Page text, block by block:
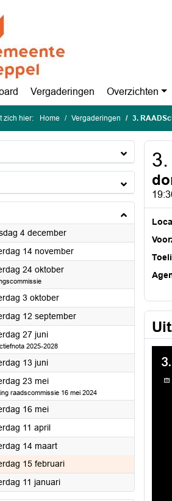
pagina
Vergaderingen Overzichten
zich hier: Home Vergaderingen 3.
4 december2024
14 november2024
24 oktober2024
3 oktober2024
12 september2024
27 juni2024
2025-2028
13 juni2024
23 mei2024
raadscommissie 16 mei 2024
16 mei2024
11 april2024
14 maart2024
15 februari2024
11 januari2024